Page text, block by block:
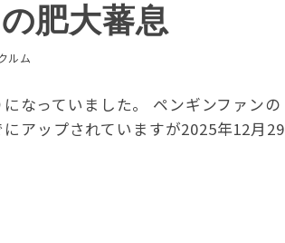
肥大蕃息
ルム
なっていました。 ペンギンファンの
アップされていますが2025年12月29